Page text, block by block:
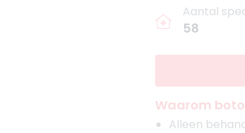
Aantal
58
Waarom
Alleen